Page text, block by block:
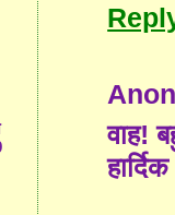
वाह!